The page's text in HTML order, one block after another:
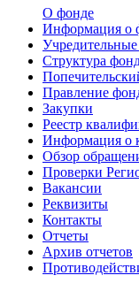
О фонде
Информация о
Структура
Правление
Закупки
Реестр
Информация о
Обзор
Проверки
Вакансии
Реквизиты
Контакты
Отчеты
Архив отчетов